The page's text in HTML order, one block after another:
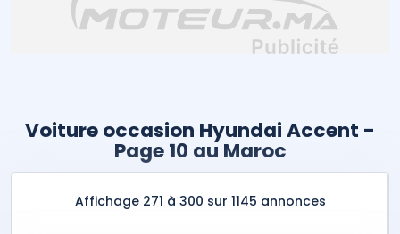
Voiture occasion Hyundai Accent -
Page 10 au Maroc
Affichage 271 à 300 sur 1145 annonces